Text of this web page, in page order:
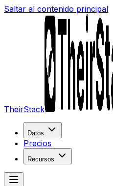
Saltar al contenido principal
TheirStack
Datos
Precios
Recursos